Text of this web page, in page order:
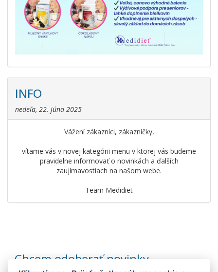
INFO
nedeľa, 22. júna 2025
Vážení zákazníci, zákazníčky,
vítame vás v novej kategórii menu v ktorej vás budeme
pravidelne informovať o novinkách a ďalších
zaujímavostiach na našom webe.
Team Medidiet
Chcem odoberať novinky